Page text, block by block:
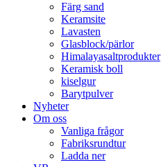
Färg sand
Keramsite
Lavasten
Glasblock/pärlor
Himalayasaltprodukter
Keramisk boll
kiselgur
Barytpulver
Nyheter
Om oss
Vanliga frågor
Fabriksrundtur
Ladda ner